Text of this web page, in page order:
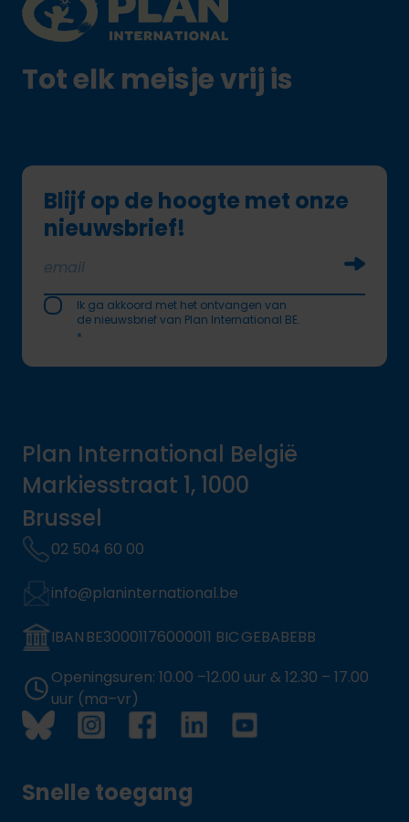
Tot elk meisje vrij is
Blijf op de hoogte met onze
nieuwsbrief!
Ik ga akkoord met het ontvangen van
de nieuwsbrief van Plan International BE.
*
Plan International België
Markiesstraat 1, 1000
Brussel
02 504 60 00
info@planinternational.be
IBAN BE30001176000011 BIC GEBABEBB
Openingsuren: 10.00 –12.00 uur & 12.30 – 17.00
uur (ma–vr)
Snelle toegang